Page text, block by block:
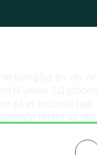
til under 1,0
på et historisk
renter og